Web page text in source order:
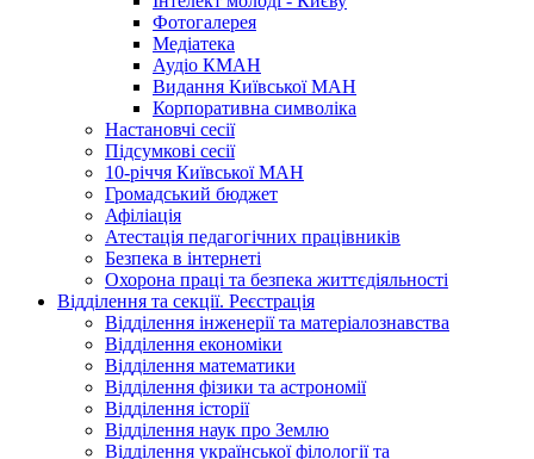
Фотогалерея
Медіатека
Аудіо КМАН
Видання Київської МАН
Корпоративна символіка
Настановчі сесії
Підсумкові сесії
10-річчя Київської МАН
Громадський бюджет
Афіліація
Атестація педагогічних працівників
Безпека в інтернеті
Охорона праці та безпека життєдіяльності
Відділення та секції. Реєстрація
Відділення інженерії та матеріалознавства
Відділення економіки
Відділення математики
Відділення фізики та астрономії
Відділення історії
Відділення наук про Землю
Відділення української філології та